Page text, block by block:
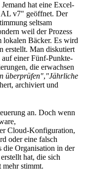
hat eine Excel-
v7" geöffnet. Der
seltsam
weil der Prozess
lokalen Bäcker. Es wird
erstellt. Man diskutiert
einer Fünf-Punkte-
die erwachsen
überprüfen","Jährliche
archiviert und
an. Doch wenn
Cloud-Konfiguration,
oder eine falsch
die Organisation in der
hat, die sich
mehr stimmt.